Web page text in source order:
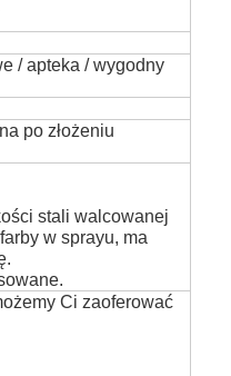
/ apteka / wygodny
po złożeniu
stali walcowanej
w sprayu, ma
Ci zaoferować